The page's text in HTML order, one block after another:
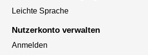
Leichte Sprache
Nutzerkonto verwalten
Anmelden